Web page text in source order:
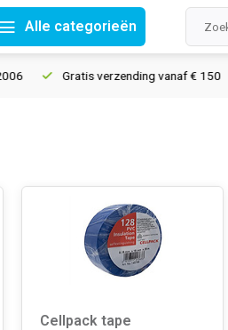
Alle categorieën
Gratis verzending vanaf € 150
Cellpack tape